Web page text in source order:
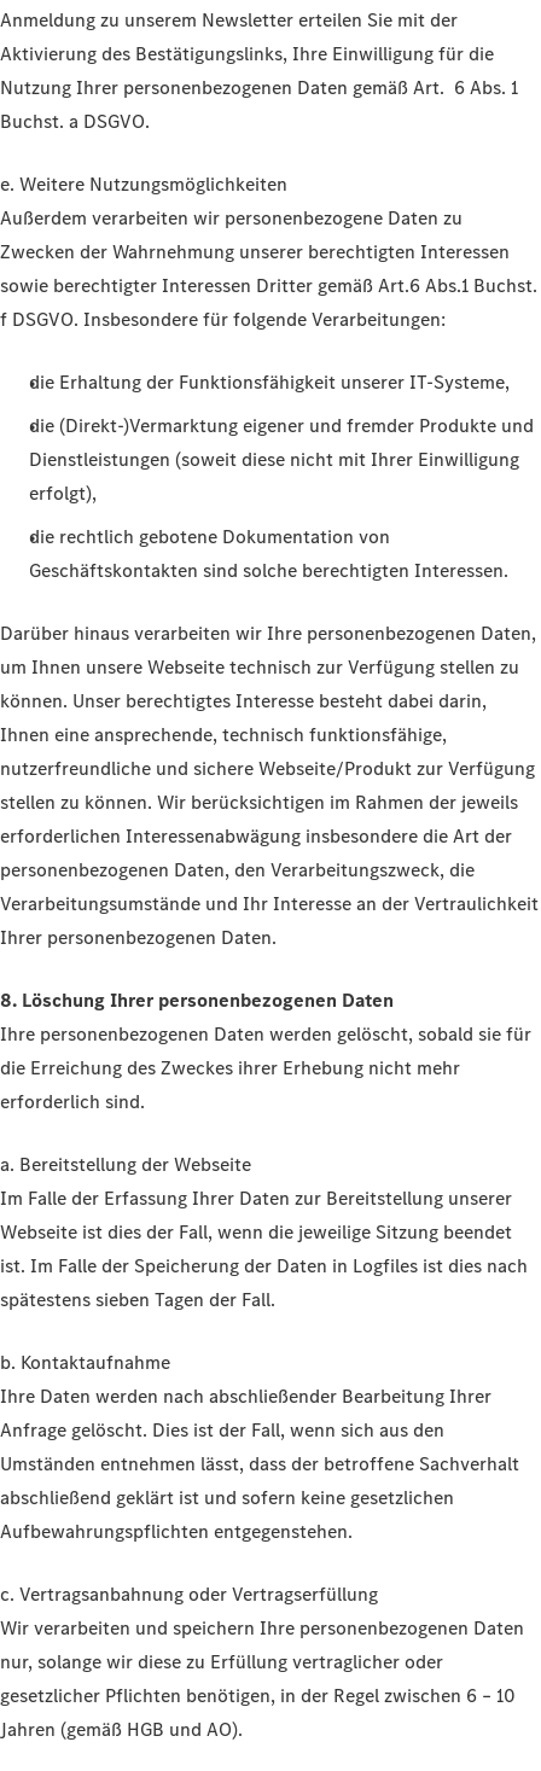
Anmeldung zu unserem Newsletter erteilen Sie mit der
Aktivierung des Bestätigungslinks, Ihre Einwilligung für die
Nutzung Ihrer personenbezogenen Daten gemäß Art. 6 Abs. 1
Buchst. a DSGVO.
e. Weitere Nutzungsmöglichkeiten
Außerdem verarbeiten wir personenbezogene Daten zu
Zwecken der Wahrnehmung unserer berechtigten Interessen
sowie berechtigter Interessen Dritter gemäß Art.6 Abs.1 Buchst.
f DSGVO. Insbesondere für folgende Verarbeitungen:
die Erhaltung der Funktionsfähigkeit unserer IT-Systeme,
die (Direkt-)Vermarktung eigener und fremder Produkte und
Dienstleistungen (soweit diese nicht mit Ihrer Einwilligung
erfolgt),
die rechtlich gebotene Dokumentation von
Geschäftskontakten sind solche berechtigten Interessen.
Darüber hinaus verarbeiten wir Ihre personenbezogenen Daten,
um Ihnen unsere Webseite technisch zur Verfügung stellen zu
können. Unser berechtigtes Interesse besteht dabei darin,
Ihnen eine ansprechende, technisch funktionsfähige,
nutzerfreundliche und sichere Webseite/Produkt zur Verfügung
stellen zu können. Wir berücksichtigen im Rahmen der jeweils
erforderlichen Interessenabwägung insbesondere die Art der
personenbezogenen Daten, den Verarbeitungszweck, die
Verarbeitungsumstände und Ihr Interesse an der Vertraulichkeit
Ihrer personenbezogenen Daten.
8. Löschung Ihrer personenbezogenen Daten
Ihre personenbezogenen Daten werden gelöscht, sobald sie für
die Erreichung des Zweckes ihrer Erhebung nicht mehr
erforderlich sind.
a. Bereitstellung der Webseite
Im Falle der Erfassung Ihrer Daten zur Bereitstellung unserer
Webseite ist dies der Fall, wenn die jeweilige Sitzung beendet
ist. Im Falle der Speicherung der Daten in Logfiles ist dies nach
spätestens sieben Tagen der Fall.
b. Kontaktaufnahme
Ihre Daten werden nach abschließender Bearbeitung Ihrer
Anfrage gelöscht. Dies ist der Fall, wenn sich aus den
Umständen entnehmen lässt, dass der betroffene Sachverhalt
abschließend geklärt ist und sofern keine gesetzlichen
Aufbewahrungspflichten entgegenstehen.
c. Vertragsanbahnung oder Vertragserfüllung
Wir verarbeiten und speichern Ihre personenbezogenen Daten
nur, solange wir diese zu Erfüllung vertraglicher oder
gesetzlicher Pflichten benötigen, in der Regel zwischen 6 – 10
Jahren (gemäß HGB und AO).